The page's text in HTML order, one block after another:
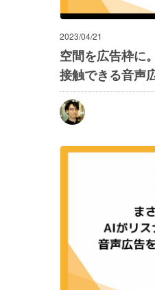
2023/04/21
空間を広告枠に
接触できる音声